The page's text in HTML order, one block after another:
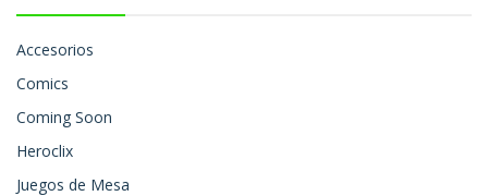
Accesorios
Comics
Coming Soon
Heroclix
Juegos de Mesa